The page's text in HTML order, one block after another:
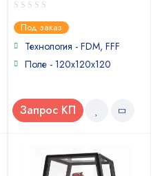
0
out
of
Под заказ
Технология - FDM, FFF
Поле - 120x120x120
Запрос КП